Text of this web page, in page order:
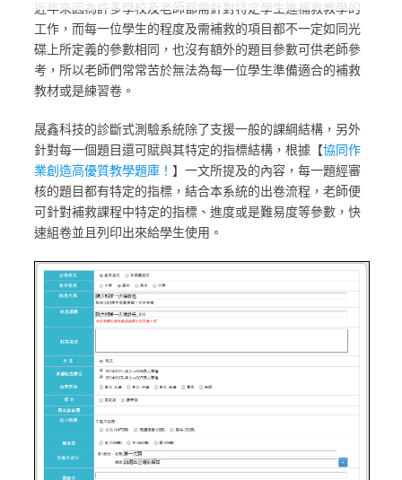
近年來因為許多學校及老師都需針對特定學生進補救教學的
工作，而每一位學生的程度及需補救的項目都不一定如同光
碟上所定義的參數相同，也沒有額外的題目參數可供老師參
考，所以老師們常常苦於無法為每一位學生準備適合的補救
教材或是練習卷。
晟鑫科技的診斷式測驗系統除了支援一般的課綱結構，另外
針對每一個題目還可賦與其特定的指標結構，根據【協同作
業創造高優質教學題庫！ 】一文所提及的內容，每一題經審
核的題目都有特定的指標，結合本系統的出卷流程，老師便
可針對補救課程中特定的指標、進度或是難易度等參數，快
速組卷並且列印出來給學生使用。